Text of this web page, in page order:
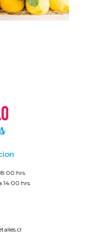
hrs.
14:00 hrs.